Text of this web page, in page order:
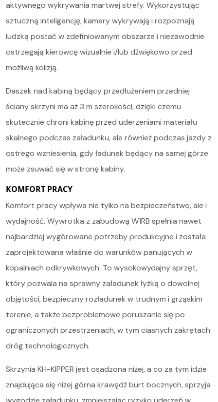
aktywnego wykrywania martwej strefy. Wykorzystując
sztuczną inteligencję, kamery wykrywają i rozpoznają
ludzką postać w zdefiniowanym obszarze i niezawodnie
ostrzegają kierowcę wizualnie i/lub dźwiękowo przed
możliwą kolizją.
Daszek nad kabiną będący przedłużeniem przedniej
ściany skrzyni ma aż 3 m szerokości, dzięki czemu
skutecznie chroni kabinę przed uderzeniami materiału
skalnego podczas załadunku, ale również podczas jazdy z
ostrego wzniesienia, gdy ładunek będący na samej górze
może zsuwać się w stronę kabiny.
KOMFORT PRACY
Komfort pracy wpływa nie tylko na bezpieczeństwo, ale i
wydajność. Wywrotka z zabudową W1RB spełnia nawet
najbardziej wygórowane potrzeby produkcyjne i została
zaprojektowana właśnie do warunków panujących w
kopalniach odkrywkowych. To wysokowydajny sprzęt,
który pozwala na sprawny załadunek łyżką o dowolnej
objętości, bezpieczny rozładunek w trudnym i grząskim
terenie, a także bezproblemowe poruszanie się po
ograniczonych przestrzeniach, w tym ciasnych zakrętach
dróg technologicznych.
Skrzynia KH-KIPPER jest osadzona niżej, a co za tym idzie
znajdująca się niżej górna krawędź burt bocznych, sprzyja